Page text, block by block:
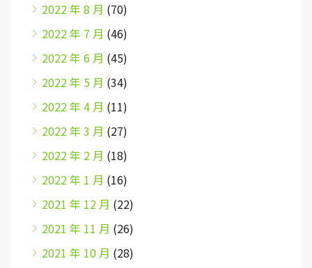
2022 年 8 月 (70)
2022 年 7 月 (46)
2022 年 6 月 (45)
2022 年 5 月 (34)
2022 年 4 月 (11)
2022 年 3 月 (27)
2022 年 2 月 (18)
2022 年 1 月 (16)
2021 年 12 月 (22)
2021 年 11 月 (26)
2021 年 10 月 (28)